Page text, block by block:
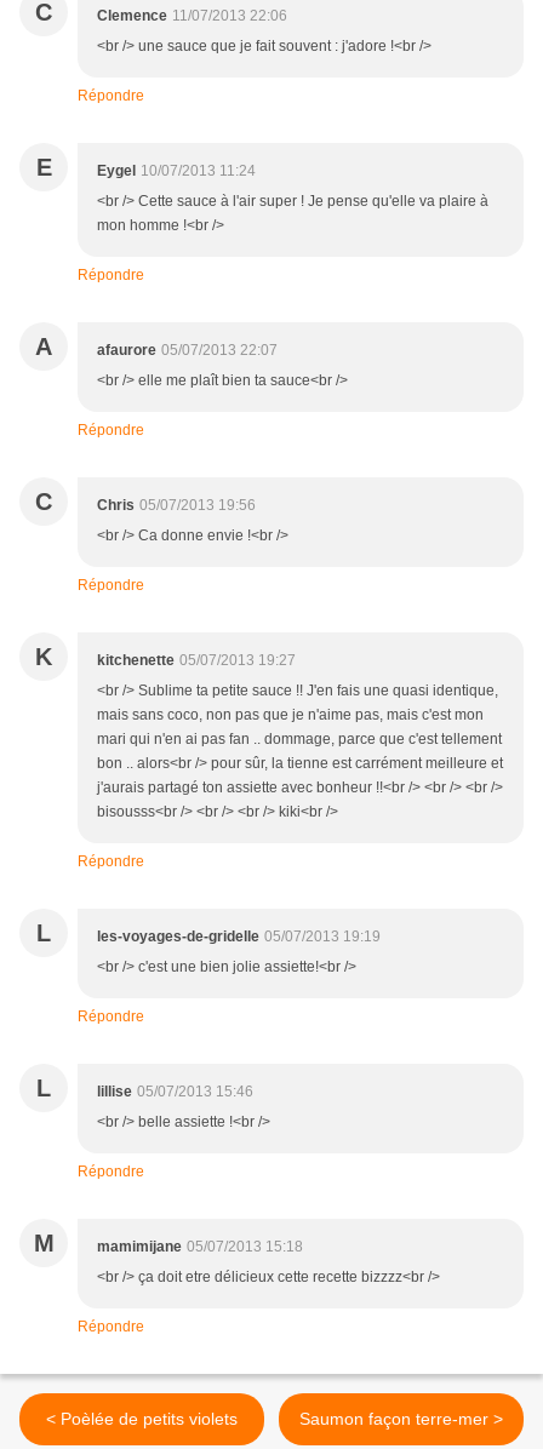
C Clemence 11/07/2013 22:06
<br /> une sauce que je fait souvent : j'adore !<br />
Répondre
E Eygel 10/07/2013 11:24
<br /> Cette sauce à l'air super ! Je pense qu'elle va plaire à
mon homme !<br />
Répondre
A afaurore 05/07/2013 22:07
<br /> elle me plaît bien ta sauce<br />
Répondre
C Chris 05/07/2013 19:56
<br /> Ca donne envie !<br />
Répondre
K kitchenette 05/07/2013 19:27
<br /> Sublime ta petite sauce !! J'en fais une quasi identique,
mais sans coco, non pas que je n'aime pas, mais c'est mon
mari qui n'en ai pas fan .. dommage, parce que c'est tellement
bon .. alors<br /> pour sûr, la tienne est carrément meilleure et
j'aurais partagé ton assiette avec bonheur !!<br /> <br /> <br />
bisousss<br /> <br /> <br /> kiki<br />
Répondre
L les-voyages-de-gridelle 05/07/2013 19:19
<br /> c'est une bien jolie assiette!<br />
Répondre
L lillise 05/07/2013 15:46
<br /> belle assiette !<br />
Répondre
M mamimijane 05/07/2013 15:18
<br /> ça doit etre délicieux cette recette bizzzz<br />
Répondre
< Poèlée de petits violets Saumon façon terre-mer >